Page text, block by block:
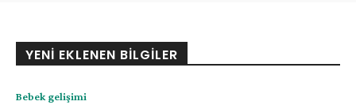
YENI EKLENEN BILGILER
Bebek gelişimi